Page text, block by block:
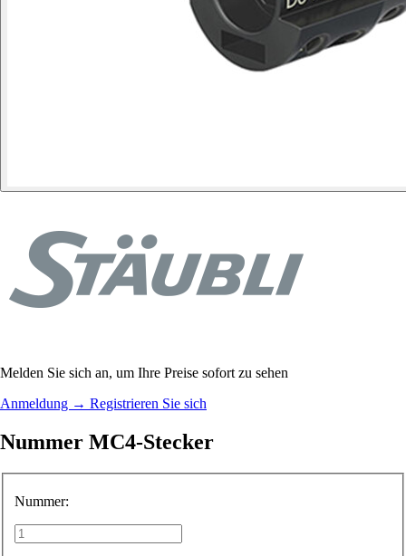
Melden Sie sich an, um Ihre Preise sofort zu sehen
Anmeldung → Registrieren Sie sich
Nummer MC4-Stecker
Nummer: